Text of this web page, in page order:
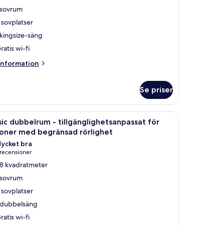
säng
wi-fi
Se priser
och en säng med en sänggavel.Ett hotellrum med en stor säng, två
dubbelrum - tillgänglighetsanpassat för
med begränsad rörlighet
10
bra
recensioner)
kvadratmeter
wi-fi